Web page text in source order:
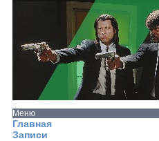
Меню
Главная
Записи